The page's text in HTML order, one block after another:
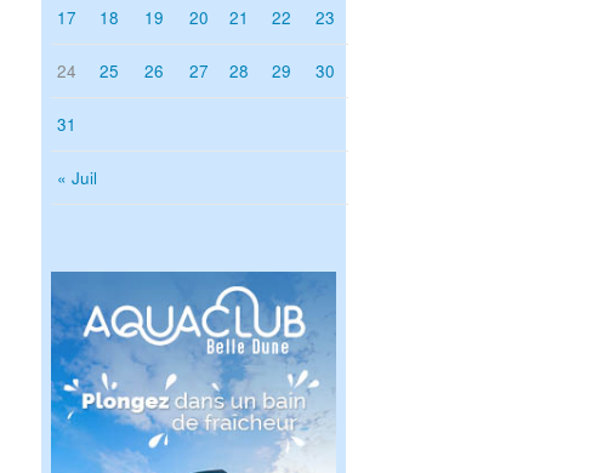
« Juil
17 18 19 20 21 22 23
24 25 26 27 28 29 30
31